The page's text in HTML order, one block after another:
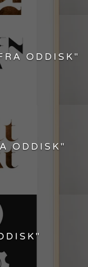
ODDISK"
ODDISK"